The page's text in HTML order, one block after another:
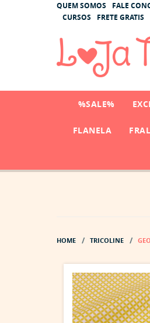
QUEM SOMOS FALE
CURSOS
FRETE GRATIS
%SALE%
FLANELA
HOME TRICOLINE